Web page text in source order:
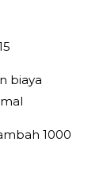
biaya
1000